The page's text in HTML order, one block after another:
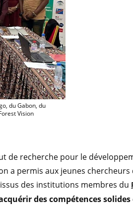
chercheuses et chercheurs venus du
du Gabon, du
Vision
de recherche pour le
a permis aux jeunes chercheurs
des institutions membres du
des compétences